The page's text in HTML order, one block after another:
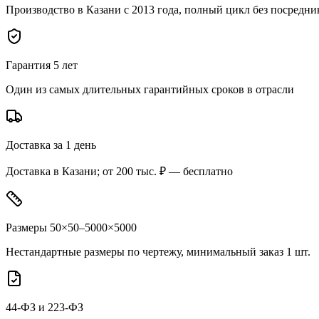
Производство в Казани с 2013 года, полный цикл без
Гарантия 5 лет
Один из самых длительных гарантийных сроков в отрасли
Доставка за 1 день
Доставка в Казани; от 200 тыс. ₽ — бесплатно
Размеры 50×50–5000×5000
Нестандартные размеры по чертежу, минимальный заказ 1 шт.
44-ФЗ и 223-ФЗ